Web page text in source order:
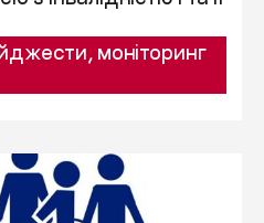
, моніторинг